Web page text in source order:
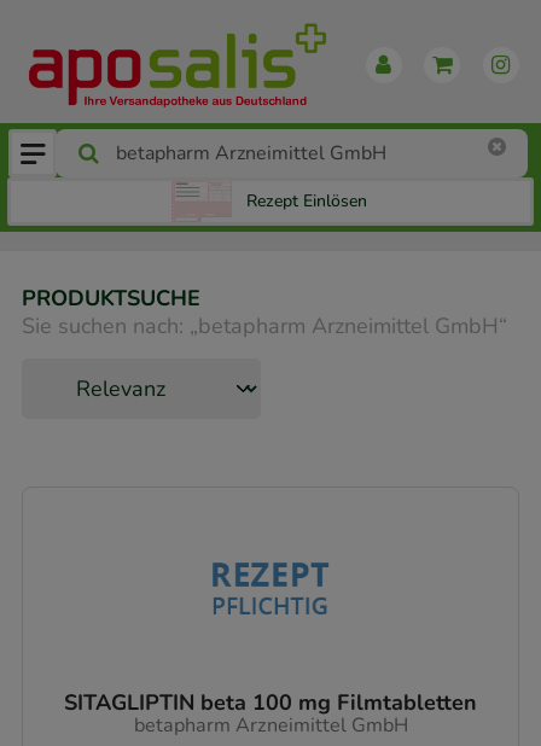
Rezept Einlösen
PRODUKTSUCHE
Sie suchen nach: „betapharm Arzneimittel GmbH“
SITAGLIPTIN beta 100 mg Filmtabletten
betapharm Arzneimittel GmbH